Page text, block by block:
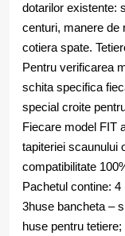
dotarilor existente:
centuri, manere de
cotiera spate.
Pentru verificarea
schita specifica
special croite
Fiecare model FIT
tapiteriei scaunului
compatibilitate
Pachetul contine:
3huse bancheta –
huse pentru